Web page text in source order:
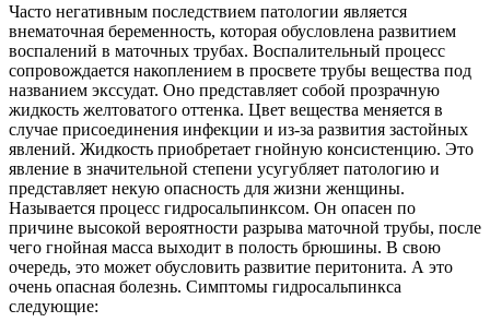
Часто негативным последствием патологии является
внематочная беременность, которая обусловлена развитием
воспалений в маточных трубах. Воспалительный процесс
сопровождается накоплением в просвете трубы вещества под
названием экссудат. Оно представляет собой прозрачную
жидкость желтоватого оттенка. Цвет вещества меняется в
случае присоединения инфекции и из-за развития застойных
явлений. Жидкость приобретает гнойную консистенцию. Это
явление в значительной степени усугубляет патологию и
представляет некую опасность для жизни женщины.
Называется процесс гидросальпинксом. Он опасен по
причине высокой вероятности разрыва маточной трубы, после
чего гнойная масса выходит в полость брюшины. В свою
очередь, это может обусловить развитие перитонита. А это
очень опасная болезнь. Симптомы гидросальпинкса
следующие: